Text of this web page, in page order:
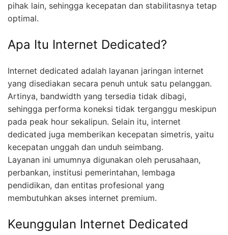
pihak lain, sehingga kecepatan dan stabilitasnya tetap
optimal.
Apa Itu Internet Dedicated?
Internet dedicated adalah layanan jaringan internet
yang disediakan secara penuh untuk satu pelanggan.
Artinya, bandwidth yang tersedia tidak dibagi,
sehingga performa koneksi tidak terganggu meskipun
pada peak hour sekalipun. Selain itu, internet
dedicated juga memberikan kecepatan simetris, yaitu
kecepatan unggah dan unduh seimbang.
Layanan ini umumnya digunakan oleh perusahaan,
perbankan, institusi pemerintahan, lembaga
pendidikan, dan entitas profesional yang
membutuhkan akses internet premium.
Keunggulan Internet Dedicated